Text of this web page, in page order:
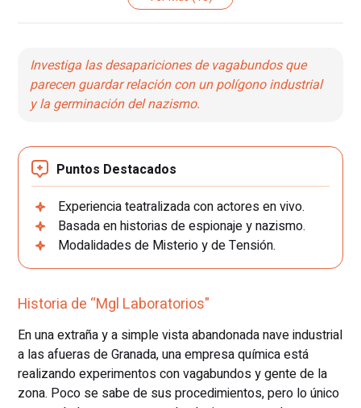
Investiga las desapariciones de vagabundos que
parecen guardar relación con un polígono industrial
y la germinación del nazismo.
Puntos Destacados
Experiencia teatralizada con actores en vivo.
Basada en historias de espionaje y nazismo.
Modalidades de Misterio y de Tensión.
Historia de “Mgl Laboratorios"
En una extraña y a simple vista abandonada nave industrial
a las afueras de Granada, una empresa química está
realizando experimentos con vagabundos y gente de la
zona. Poco se sabe de sus procedimientos, pero lo único